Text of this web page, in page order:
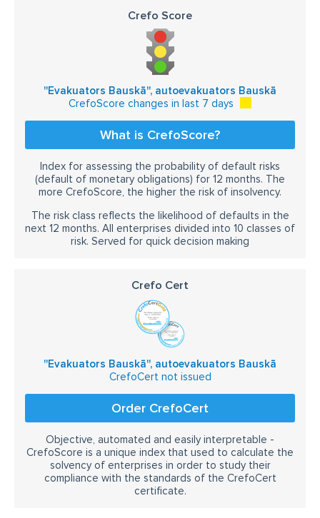
autoevakuatora palīdzība uz ielas
tehniskā palīdzība uz šosejas
tehniskā palīdzība uz autostrādes
tehniskā palīdzība izbraukumā
transporta līdzekļu transportēšana
transporta līdzekļu evakuācija
zemais evakuators
vieglo auto evakuācija
mini venu evakuācija
minivenu evakuācija
mazu traktoru evakuācija
motorolleru evakuācija
mikroautobusu evakuācija
celtniecības tehnikas evakuācija
apvidus auto evakuators
auto piestartēšana ar starta vadiem
rezerves riteņa maiņa
riepu maiņa auto evakuators
Crefo Score
''Evakuators Bauskā'', autoevakuators Bauskā
CrefoScore changes in last 7 days
What is CrefoScore?
Index for assessing the probability of default risks
(default of monetary obligations) for 12 months. The
more CrefoScore, the higher the risk of insolvency.
The risk class reflects the likelihood of defaults in the
next 12 months. All enterprises divided into 10 classes of
risk. Served for quick decision making
Crefo Cert
''Evakuators Bauskā'', autoevakuators Bauskā
CrefoCert not issued
Order CrefoCert
Objective, automated and easily interpretable -
CrefoScore is a unique index that used to calculate the
solvency of enterprises in order to study their
compliance with the standards of the CrefoCert
certificate.